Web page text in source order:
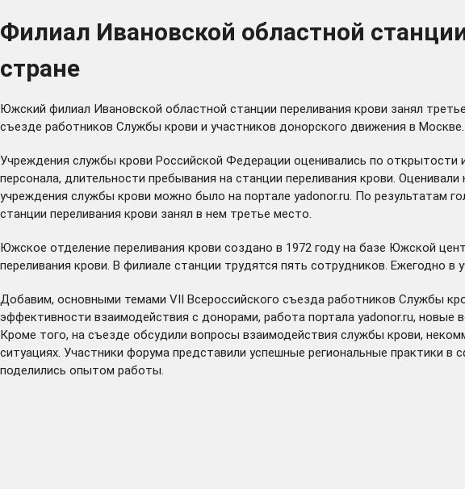
Филиал Ивановской областной
стране
Южский филиал Ивановской областной станции переливания крови занял
съезде работников Службы крови и участников донорского движения в
Учреждения службы крови Российской Федерации оценивались по
персонала, длительности пребывания на станции переливания крови.
учреждения службы крови можно было на портале yadonor.ru . По результатам
станции переливания крови занял в нем третье место.
Южское отделение переливания крови создано в 1972 году на базе Южской
переливания крови. В филиале станции трудятся пять сотрудников. Ежегодно в
Добавим, основными темами VII Всероссийского съезда работников Службы
эффективности взаимодействия с донорами, работа портала yadonor.ru, новые
Кроме того, на съезде обсудили вопросы взаимодействия службы крови,
ситуациях. Участники форума представили успешные региональные практики
поделились опытом работы.